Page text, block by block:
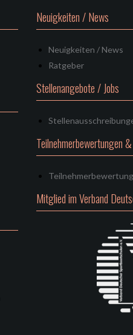
Neuigkeiten / News
Neuigkeiten / News
Ratgeber
Stellenangebote / Jobs
Teilnehmerbewertungen
Mitglied im Verband